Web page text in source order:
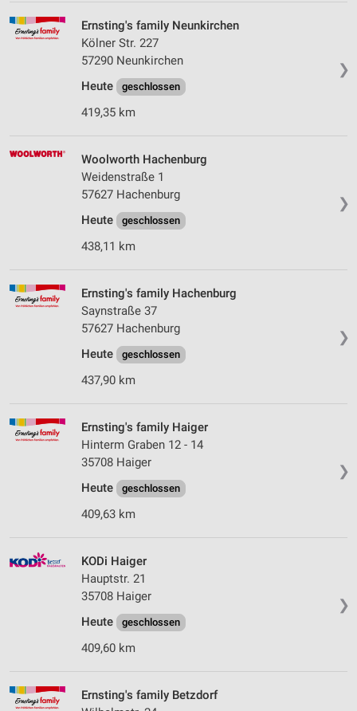
❯
Ernsting's family Neunkirchen
Kölner Str. 227
57290 Neunkirchen
Heute
geschlossen
419,35 km
❯
Woolworth Hachenburg
Weidenstraße 1
57627 Hachenburg
Heute
geschlossen
438,11 km
❯
Ernsting's family Hachenburg
Saynstraße 37
57627 Hachenburg
Heute
geschlossen
437,90 km
❯
Ernsting's family Haiger
Hinterm Graben 12 - 14
35708 Haiger
Heute
geschlossen
409,63 km
❯
KODi Haiger
Hauptstr. 21
35708 Haiger
Heute
geschlossen
409,60 km
Ernsting's family Betzdorf